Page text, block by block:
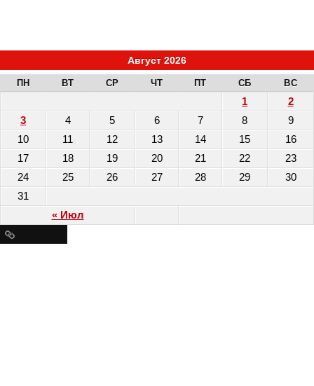
Август 2026
ПН ВТ СР ЧТ ПТ СБ ВС
« Июл
1
2
3
4 5 6 7 8
9
10
11 12 13 14 15
16
17
18 19 20 21 22
23
24
25 26 27 28 29
30
31